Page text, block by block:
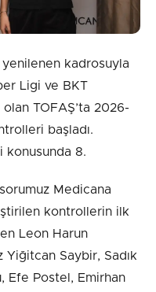
yenilenen kadrosuyla
Ligi ve BKT
TOFAŞ’ta 2026-
başladı.
konusunda 8.
Medicana
kontrollerin ilk
Leon Harun
Yiğitcan Saybir, Sadık
Efe Postel, Emirhan